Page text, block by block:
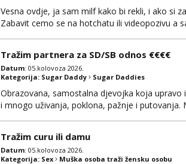
Vesna ovdje, ja sam milf kako bi rekli, i ako si
Zabavit cemo se na hotchatu ili videopozivu a
Tražim partnera za SD/SB odnos €€€€
Datum: 05.kolovoza 2026.
Kategorija: Sugar Daddy Sugar Daddies
Obrazovana, samostalna djevojka koja
i mnogo uživanja, poklona, pažnje i
Tražim curu ili damu
Datum: 05.kolovoza 2026.
Kategorija: Sex Muška osoba traži žensku osobu